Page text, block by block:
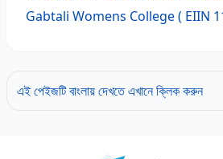
Gabtali Womens College( EIIN
এই পেইজটি বাংলায় দেখতে এখানে ক্লিক করুন